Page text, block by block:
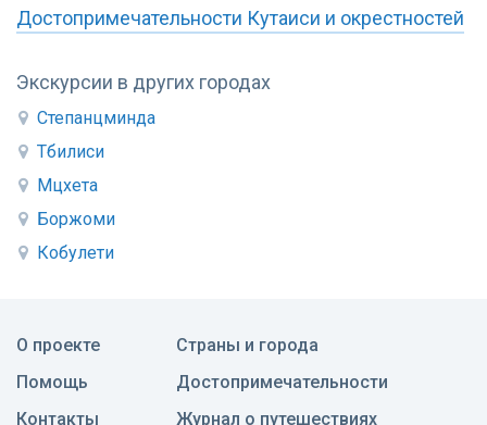
Экскурсии в других городах
Степанцминда
Тбилиси
Мцхета
Боржоми
Кобулети
Достопримечательности Кутаиси и окрестностей
О проекте
Помощь
Контакты
Страны и города
Достопримечательности
Журнал о путешествиях